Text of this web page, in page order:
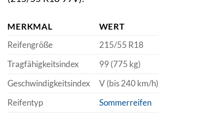
MERKMAL
WERT
Reifengröße
215/55 R18
Tragfähigkeitsindex
99 (775 kg)
Geschwindigkeitsindex
V (bis 240 km/h)
Reifentyp
Sommerreifen